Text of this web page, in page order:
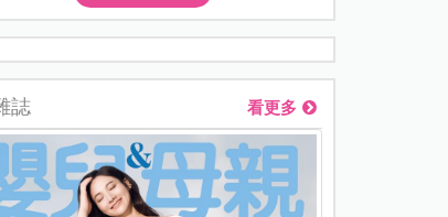
誌 看更多